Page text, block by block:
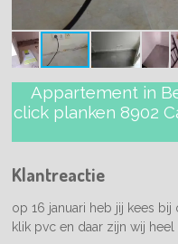
Appartement in
click planken 8902
Klantreactie
op 16 januari heb jij kees
klik pvc en daar zijn wij heel